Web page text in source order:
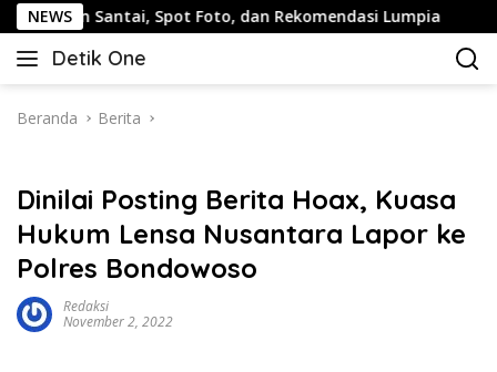
Langsung
ke
konten
NEWSSpot Foto, dan Rekomendasi Lumpia Panduan
Detik One
Tajam
Fakta
Beranda Berita
Dinilai Posting Berita Hoax, Kuasa
Hukum Lensa Nusantara Lapor ke
Polres Bondowoso
Redaksi
November 2, 2022